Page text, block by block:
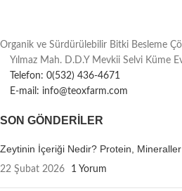
Organik ve Sürdürülebilir Bitki Besleme
Yılmaz Mah. D.D.Y Mevkii Selvi Küme
Telefon: 0(532) 436-4671
E-mail: info@teoxfarm.com
SON GÖNDERILER
Zeytinin İçeriği Nedir? Protein,
22 Şubat 2026 1 Yorum